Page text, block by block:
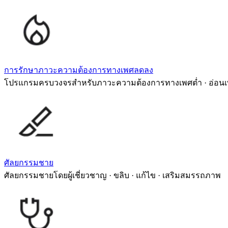
การรักษาภาวะความต้องการทางเพศลดลง
โปรแกรมครบวงจรสำหรับภาวะความต้องการทางเพศต่ำ · อ่อน
ศัลยกรรมชาย
ศัลยกรรมชายโดยผู้เชี่ยวชาญ · ขลิบ · แก้ไข · เสริมสมรรถภาพ